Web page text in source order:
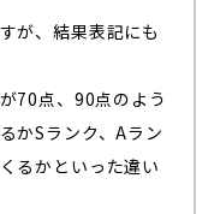
が、結果表記にも
70点、90点のよう
かSランク、Aラン
るかといった違い